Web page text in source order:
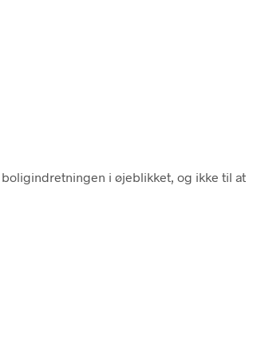
i øjeblikket, og ikke til at